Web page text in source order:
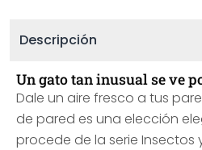
Descripción
Un gato tan inusual se ve
Dale un aire fresco a tus
de pared es una elección
procede de la serie Insectos